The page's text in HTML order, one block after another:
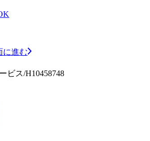
に進む
ビス/H10458748